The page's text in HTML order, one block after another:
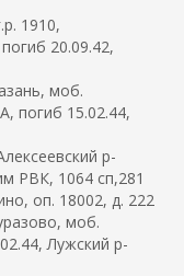
1910,
20.09.42,
моб.
погиб 15.02.44,
р-
РВК, 1064 сп,281
оп. 18002, д. 222
моб.
Лужский р-